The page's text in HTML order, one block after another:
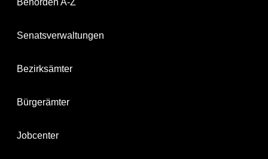
Behörden A-Z
Senatsverwaltungen
Bezirksämter
Bürgerämter
Jobcenter